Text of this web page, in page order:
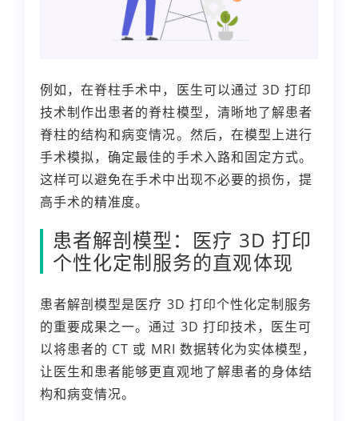
例如，在脊柱手术中，医生可以通过 3D 打印
技术制作出患者的脊柱模型，清晰地了解患者
脊柱的结构和病变情况。然后，在模型上进行
手术模拟，确定最佳的手术入路和固定方式。
这样可以避免在手术中出现不必要的损伤，提
高手术的精准度。
患者解剖模型：医疗 3D 打印
个性化定制服务的直观体现
患者解剖模型是医疗 3D 打印个性化定制服务
的重要成果之一。通过 3D 打印技术，医生可
以将患者的 CT 或 MRI 数据转化为实体模型，
让医生和患者能够更直观地了解患者的身体结
构和病变情况。